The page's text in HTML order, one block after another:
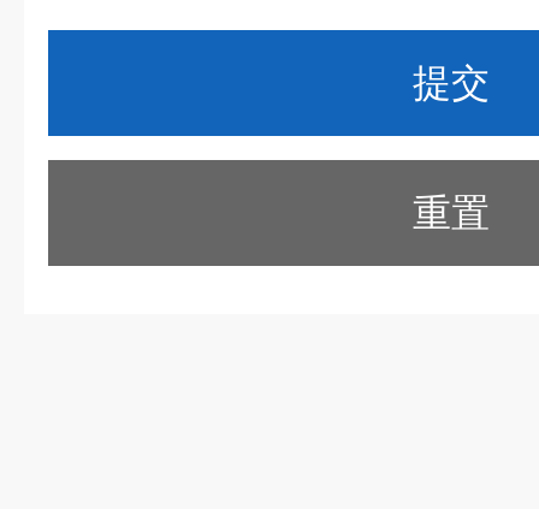
重置